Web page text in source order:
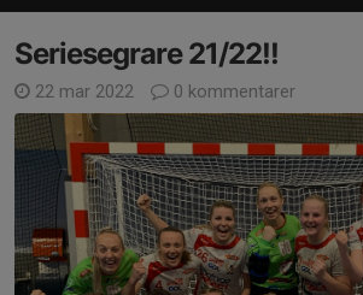
Seriesegrare 21/22!!
22 mar 2022 0 kommentarer